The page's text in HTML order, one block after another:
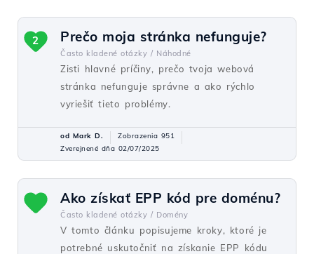
Prečo moja stránka nefunguje?
Často kladené otázky / Náhodné
Zisti hlavné príčiny, prečo tvoja webová
stránka nefunguje správne a ako rýchlo
vyriešiť tieto problémy.
2
od Mark D.
Zobrazenia 951
Zverejnené dňa 02/07/2025
Ako získať EPP kód pre doménu?
Často kladené otázky / Domény
V tomto článku popisujeme kroky, ktoré je
potrebné uskutočniť na získanie EPP kódu